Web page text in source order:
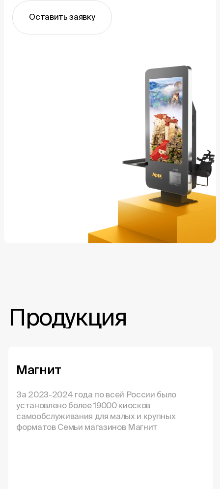
Оставить заявку
Продукция
Магнит
За 2023-2024 года по всей России было
установлено более 19000 киосков
самообслуживания для малых и крупных
форматов Семьи магазинов Магнит